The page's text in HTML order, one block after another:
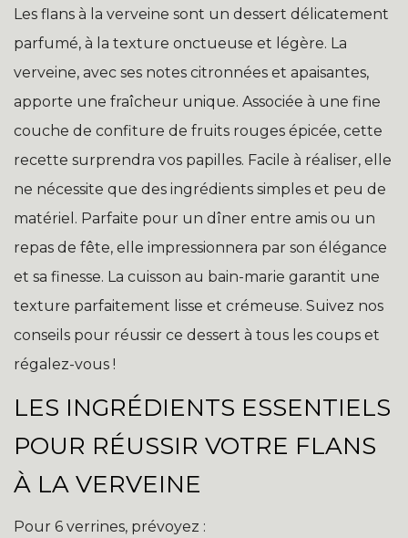
Les flans à la verveine sont un dessert délicatement
parfumé, à la texture onctueuse et légère. La
verveine, avec ses notes citronnées et apaisantes,
apporte une fraîcheur unique. Associée à une fine
couche de confiture de fruits rouges épicée, cette
recette surprendra vos papilles. Facile à réaliser, elle
ne nécessite que des ingrédients simples et peu de
matériel. Parfaite pour un dîner entre amis ou un
repas de fête, elle impressionnera par son élégance
et sa finesse. La cuisson au bain-marie garantit une
texture parfaitement lisse et crémeuse. Suivez nos
conseils pour réussir ce dessert à tous les coups et
régalez-vous !
LES INGRÉDIENTS ESSENTIELS
POUR RÉUSSIR VOTRE FLANS
À LA VERVEINE
Pour 6 verrines, prévoyez :